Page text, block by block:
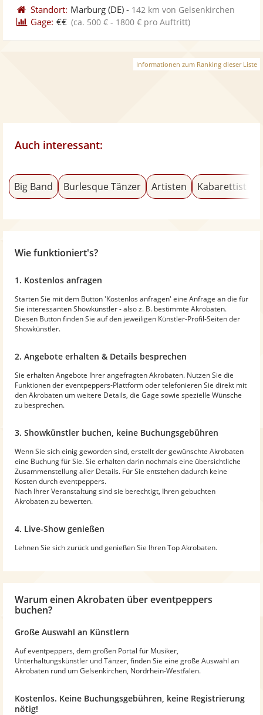
Standort: Marburg (DE) - 142 km von Gelsenkirchen
Gage: €€ (ca. 500 € - 1800 € pro Auftritt)
Informationen zum Ranking dieser Liste
Auch interessant:
Big Band Burlesque Tänzer Artisten Kabarettist &
Wie funktioniert's?
1. Kostenlos anfragen
Starten Sie mit dem Button 'Kostenlos anfragen' eine Anfrage an die für
Sie interessanten Showkünstler - also z. B. bestimmte Akrobaten.
Diesen Button finden Sie auf den jeweiligen Künstler-Profil-Seiten der
Showkünstler.
2. Angebote erhalten & Details besprechen
Sie erhalten Angebote Ihrer angefragten Akrobaten. Nutzen Sie die
Funktionen der eventpeppers-Plattform oder telefonieren Sie direkt mit
den Akrobaten um weitere Details, die Gage sowie spezielle Wünsche
zu besprechen.
3. Showkünstler buchen, keine Buchungsgebühren
Wenn Sie sich einig geworden sind, erstellt der gewünschte Akrobaten
eine Buchung für Sie. Sie erhalten darin nochmals eine übersichtliche
Zusammenstellung aller Details. Für Sie entstehen dadurch keine
Kosten durch eventpeppers.
Nach Ihrer Veranstaltung sind sie berechtigt, Ihren gebuchten
Akrobaten zu bewerten.
4. Live-Show genießen
Lehnen Sie sich zurück und genießen Sie Ihren Top Akrobaten.
Warum einen Akrobaten über eventpeppers
buchen?
Große Auswahl an Künstlern
Auf eventpeppers, dem großen Portal für Musiker,
Unterhaltungskünstler und Tänzer, finden Sie eine große Auswahl an
Akrobaten rund um Gelsenkirchen, Nordrhein-Westfalen.
Kostenlos. Keine Buchungsgebühren, keine Registrierung
nötig!